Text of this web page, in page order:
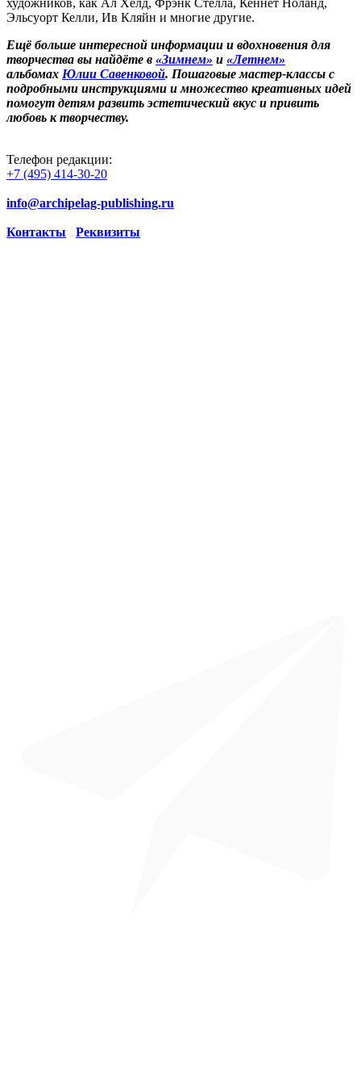
художников, как Ал Хелд, Фрэнк Стелла, Кеннет Ноланд,
Эльсуорт Келли, Ив Кляйн и многие другие.
Ещё больше интересной информации и вдохновения для
творчества вы найдёте в «Зимнем» и «Летнем»
альбомах Юлии Савенковой. Пошаговые мастер-классы с
подробными инструкциями и множество креативных идей
помогут детям развить эстетический вкус и привить
любовь к творчеству.
Телефон редакции:
+7 (495) 414-30-20
info@archipelag-publishing.ru
Контакты Реквизиты